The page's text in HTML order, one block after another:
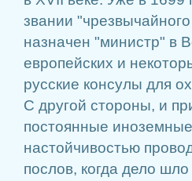
звании
назначен "министр" в
европейских и
русские консулы для
С другой стороны, и
постоянные
настойчивостью
послов, когда дело